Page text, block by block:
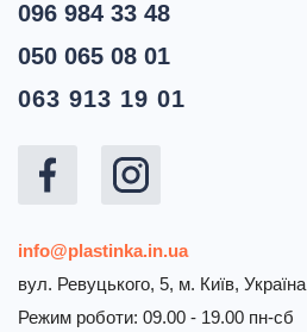
info@plastinka.in.ua
вул. Ревуцького, 5, м. Київ, Україна
Режим роботи: 09.00 - 19.00 пн-сб
096 984 33 48
050 065 08 01
063 913 19 01